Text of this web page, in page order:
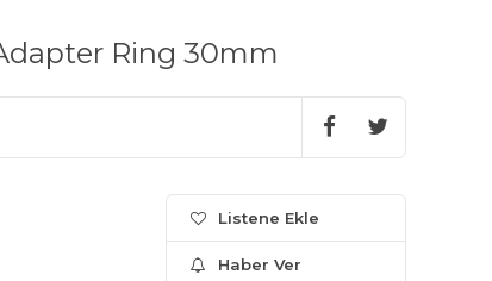
Ring 30mm
Listene Ekle
Haber Ver